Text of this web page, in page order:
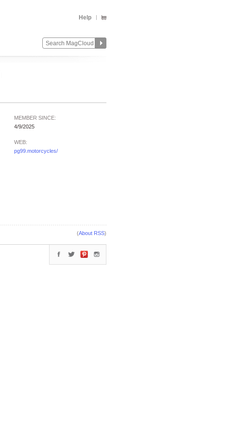
Help
MEMBER SINCE:
4/9/2025
WEB:
pg99.motorcycles/
(About RSS)